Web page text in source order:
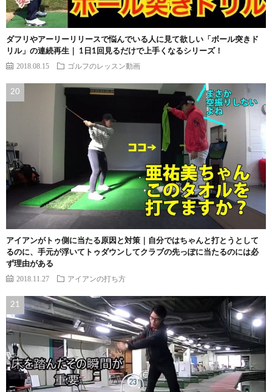
ダフリやアーリーリリースで悩んでいる人に見て欲しい「ボール突きド
リル」の連続再生｜ 1日1回見るだけで上手くなるシリーズ！
2018.08.15 ゴルフのレッスン動画
アイアンがトゥ側に当たる原因と対策｜自分ではちゃんと打とうとして
るのに、手元が浮いてトゥダウンしてクラブの先っぽに当たるのには必
ず理由がある
2018.11.27 アイアンの打ち方